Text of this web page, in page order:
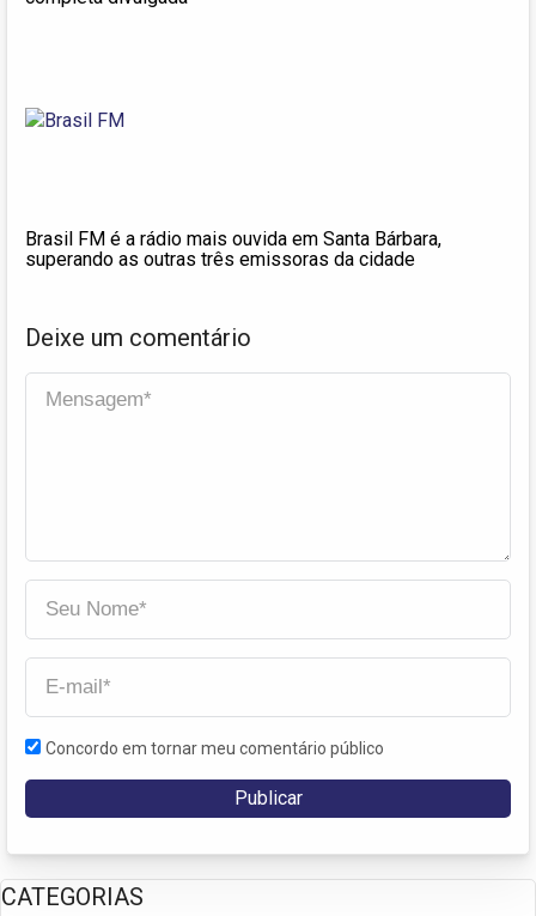
Brasil FM é a rádio mais ouvida em Santa Bárbara,
superando as outras três emissoras da cidade
Deixe um comentário
Concordo em tornar meu comentário público
CATEGORIAS